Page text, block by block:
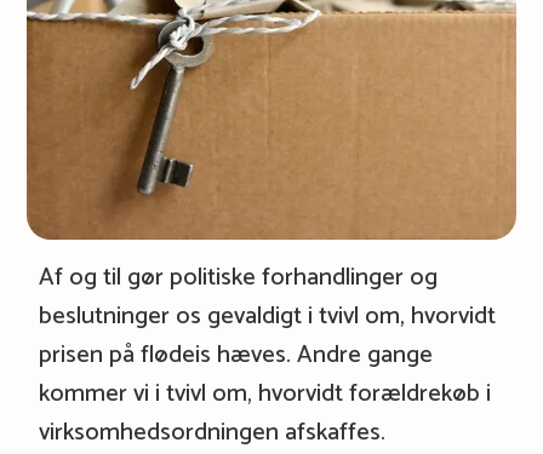
Af og til gør politiske forhandlinger og
beslutninger os gevaldigt i tvivl om, hvorvidt
prisen på flødeis hæves. Andre gange
kommer vi i tvivl om, hvorvidt forældrekøb i
virksomhedsordningen afskaffes.